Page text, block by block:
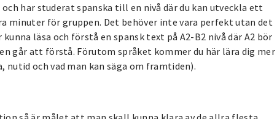
har studerat spanska till en nivå där du kan utveckla ett
minuter för gruppen. Det behöver inte vara perfekt utan det
läsa och förstå en spansk text på A2-B2 nivå där A2 bör
går att förstå. Förutom språket kommer du här lära dig mer
nutid och vad man kan säga om framtiden).